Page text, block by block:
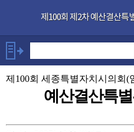
제100회 제2차 예산결산특
×
발언자
안건
제100회 세종특별자치시의회(
예산결산특